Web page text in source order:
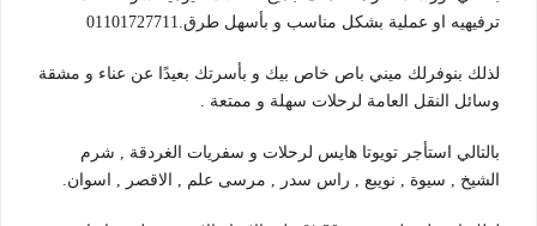
ترفيهيه او عملية بشكل مناسب و بأسهل طرق.01101727711
لذلك بنوفرلك ميني باص خاص بيك و بأسرتك بعيدًا عن عناء و مشقة
وسائل النقل العامة لرحلات سهلة و ممتعة .
بالتالي استأجر تويوتا هايس لرحلات و سفريات الغردقة , شرم
الشيخ , سيوة , نويبع , راس سدر , مرسى علم , الاقصر , اسوان.